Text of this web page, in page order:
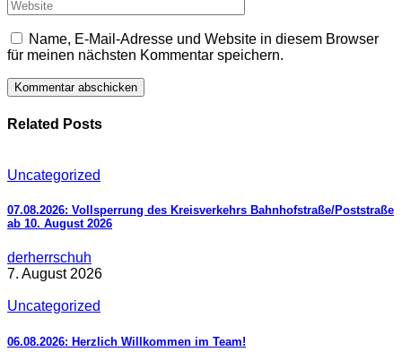
Name, E-Mail-Adresse und Website in diesem Browser
für meinen nächsten Kommentar speichern.
Related Posts
Uncategorized
07.08.2026: Vollsperrung des Kreisverkehrs Bahnhofstraße/Poststraße
ab 10. August 2026
derherrschuh
7. August 2026
Uncategorized
06.08.2026: Herzlich Willkommen im Team!